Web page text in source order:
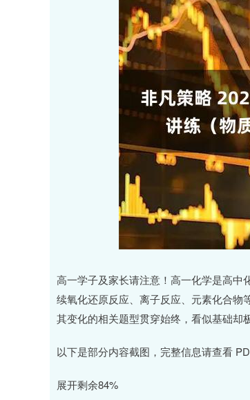
高一学子及家长请注意！高一化学是高中
续氧化还原反应、离子反应、元素化合
其变化的相关题型贯穿始终，看似基础却
以下是部分内容截图，完整信息请查看
展开剩余84%
深证成指